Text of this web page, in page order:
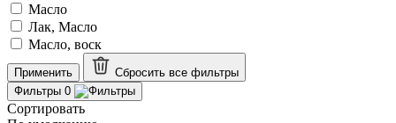
Масло
Лак, Масло
Масло, воск
Применить Сбросить все фильтры
Фильтры 0
Сортировать